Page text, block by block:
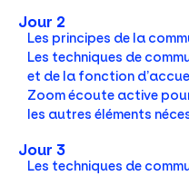
Jour 2
Les principes de la
Les techniques de
et de la fonction
Zoom écoute active
les autres éléments
Jour 3
Les techniques de